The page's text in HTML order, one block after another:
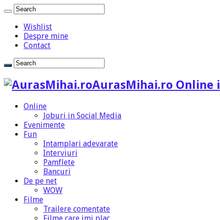
Wishlist
Despre mine
Contact
AurasMihai.ro Online
Online
Joburi in Social Media
Evenimente
Fun
Intamplari adevarate
Interviuri
Pamflete
Bancuri
De pe net
WOW
Filme
Trailere comentate